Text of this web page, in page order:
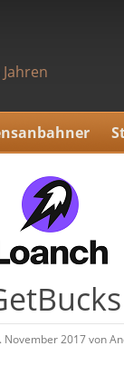
November 2017 von